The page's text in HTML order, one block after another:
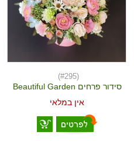
(#295)
סידור פרחים Beautiful Garden
אין במלאי